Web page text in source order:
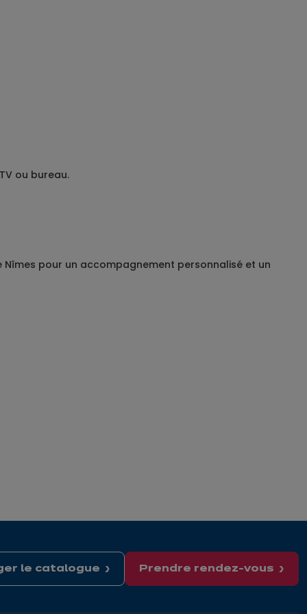
ou bureau.
Nîmes pour un accompagnement personnalisé et un
le catalogue Prendre rendez-vous